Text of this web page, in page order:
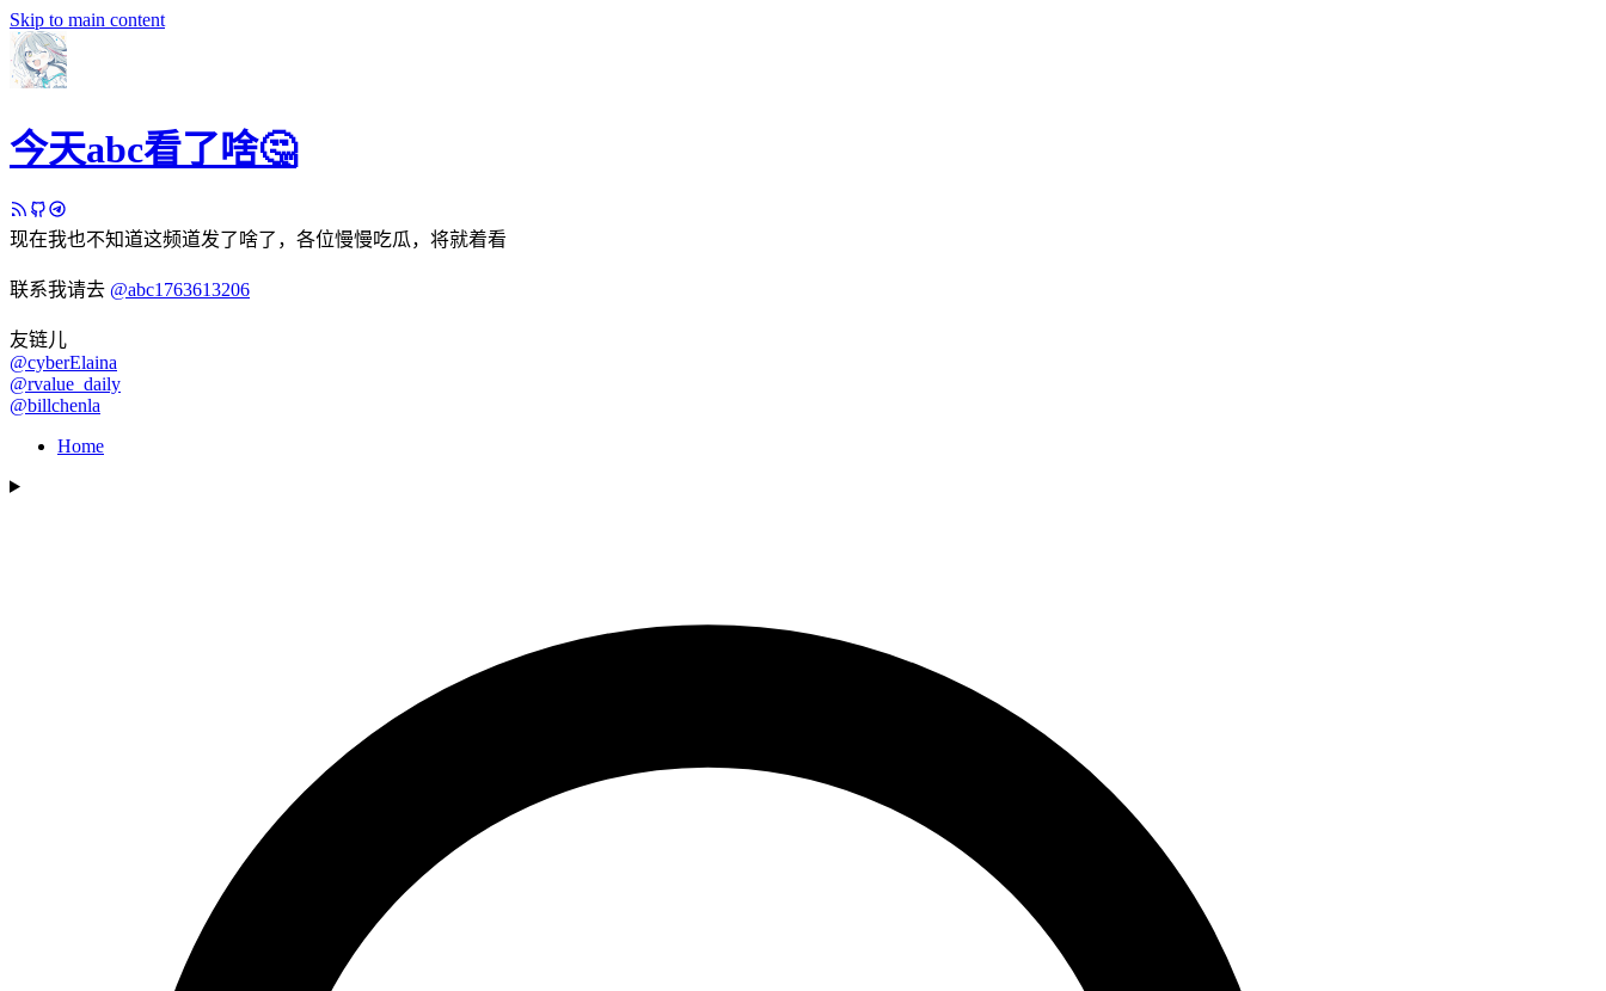
Skip to main content
今天abc看了啥🤔
现在我也不知道这频道发了啥了，各位慢慢吃瓜，将就着看
联系我请去 @abc1763613206
友链儿
@cyberElaina
@rvalue_daily
@billchenla
Home